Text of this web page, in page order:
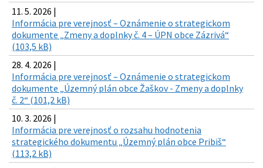
11. 5. 2026 |
Informácia pre verejnosť – Oznámenie o strategickom
dokumente „Zmeny a doplnky č. 4 – ÚPN obce Zázrivá“
(103,5 kB)
28. 4. 2026 |
Informácia pre verejnosť – Oznámenie o strategickom
dokumente „Územný plán obce Žaškov - Zmeny a doplnky
č. 2“ (101,2 kB)
10. 3. 2026 |
Informácia pre verejnosť o rozsahu hodnotenia
strategického dokumentu „Územný plán obce Pribiš“
(113,2 kB)